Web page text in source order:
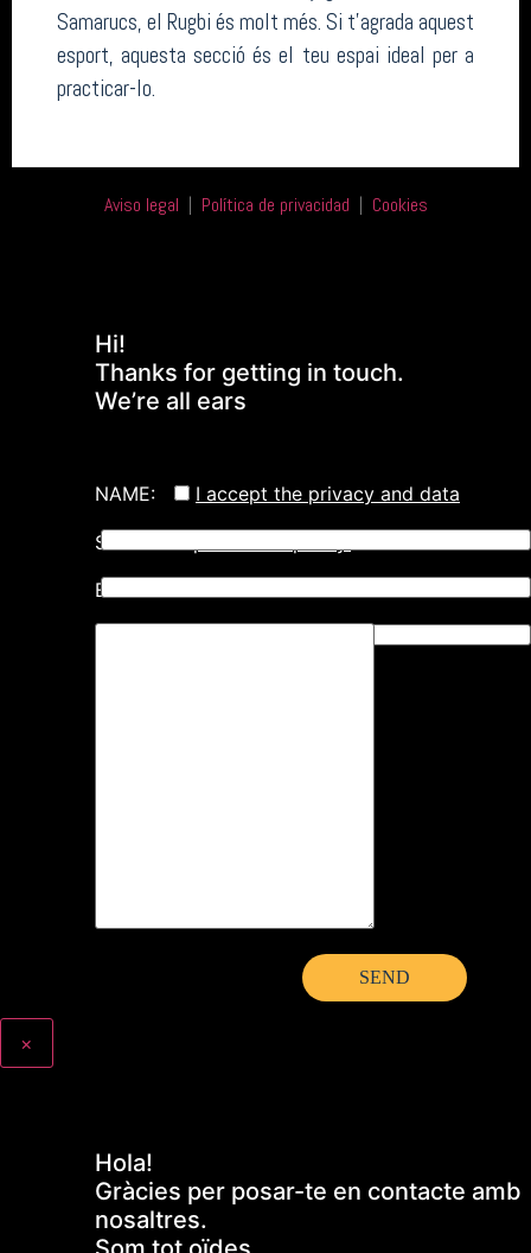
Samarucs, el Rugbi és molt més. Si t’agrada aquest
esport, aquesta secció és el teu espai ideal per a
practicar-lo.
Aviso legal | Política de privacidad | Cookies
Hi!
Thanks for getting in touch.
We’re all ears
NAME:
SURNAME:
EMAIL:
I accept the privacy and data
×
Hola!
Gràcies per posar-te en contacte amb
nosaltres.